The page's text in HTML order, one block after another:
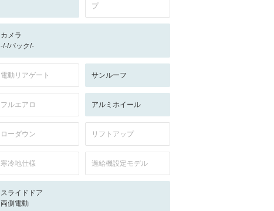
プ
カメラ
-/-/バック/-
電動リアゲート サンルーフ
フルエアロ アルミホイール
ローダウン リフトアップ
寒冷地仕様 過給機設定モデル
スライドドア
両側電動